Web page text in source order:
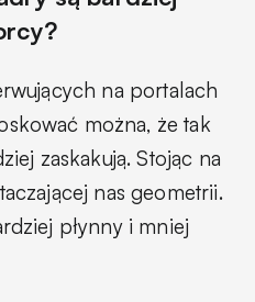
na portalach
można, że tak
zaskakują. Stojąc na
nas geometrii.
płynny i mniej